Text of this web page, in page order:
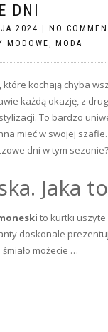
DNI
2024 | NO
MODOWE
MODA
które kochają chyba
każdą okazję, z
To bardzo
mieć w swojej
dni w tym
Jaka
to kurtki
doskonale
możecie …